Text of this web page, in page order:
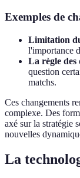
Exemples de
Limitation
l'importance
La règle des
question
matchs.
Ces changements
complexe. Des
axé sur la stratégie
nouvelles
La